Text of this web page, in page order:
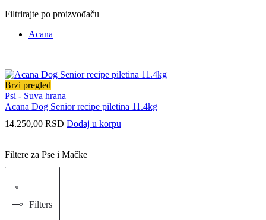
Filtrirajte po proizvođaču
Acana
Brzi pregled
Psi - Suva hrana
Acana Dog Senior recipe piletina 11.4kg
14.250,00 RSD Dodaj u korpu
Filtere za Pse i Mačke
Filters